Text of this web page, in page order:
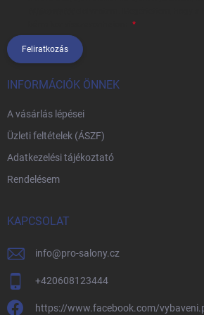
Feliratkozás
INFORMÁCIÓK ÖNNEK
A vásárlás lépései
Üzleti feltételek (ÁSZF)
Adatkezelési tájékoztató
Rendelésem
KAPCSOLAT
info@pro-salony.cz
+420608123444
https://www.facebook.com/